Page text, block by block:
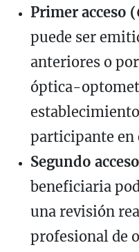
Primer acceso
puede ser
anteriores o
óptica-
participante en
Segundo
beneficiaria
una revisión
profesional de